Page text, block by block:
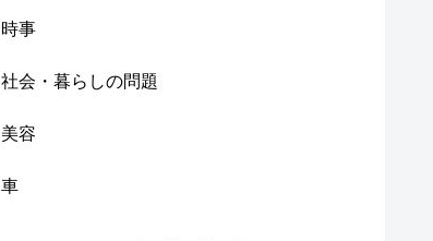
時事
社会・暮らしの問題
美容
車